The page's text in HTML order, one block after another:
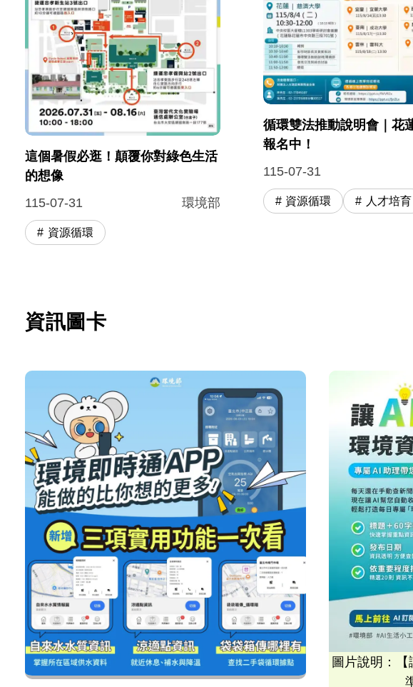
這個暑假必逛！顛覆你對綠色生活
的想像
115-07-31
環境部
資源循環
循環雙法推動說明會｜花
報名中！
115-07-31
資源循環 人才培育
資訊圖卡
圖片說明：